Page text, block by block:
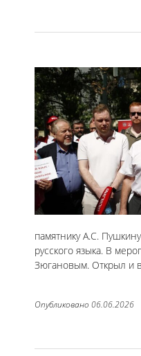
памятнику А.С.
русского языка. В
Зюгановым. Открыл и
Опубликовано 06.06.2026